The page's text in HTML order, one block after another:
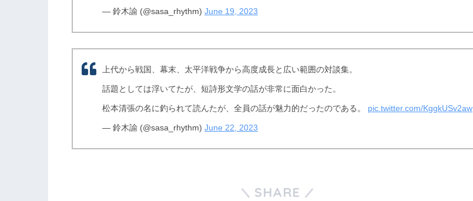
— 鈴木諭 (@sasa_rhythm) June 19, 2023
上代から戦国、幕末、太平洋戦争から高度成長と広い範囲の対談集。
話題としては浮いてたが、短詩形文学の話が非常に面白かった。
松本清張の名に釣られて読んたが、全員の話が魅力的だったのである。 pic.twitter.com/KggkUSv2aw
— 鈴木諭 (@sasa_rhythm) June 22, 2023
SHARE